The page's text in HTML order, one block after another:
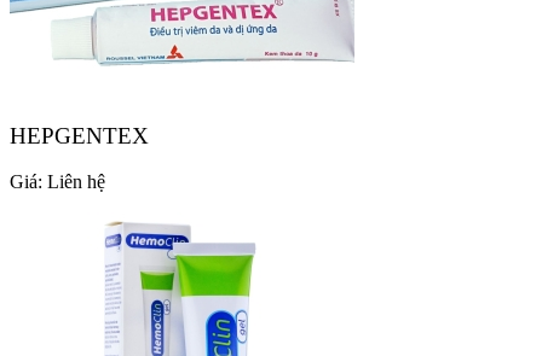
HEPGENTEX
Giá: Liên hệ